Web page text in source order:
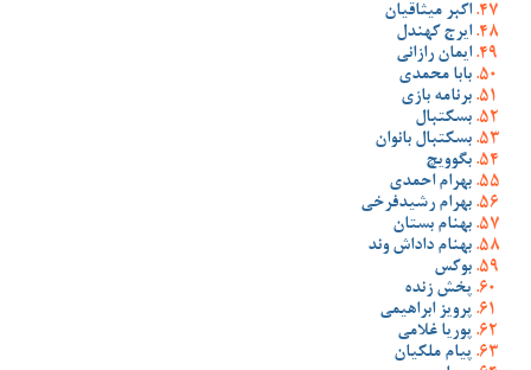
اکبر میثاقیان
ایرج کهندل
ایمان رازانی
بابا محمدی
برنامه بازی
بسکتبال
بسکتبال بانوان
بگوویچ
بهرام احمدی
بهرام رشیدفرخی
بهنام بستان
بهنام داداش وند
بوکس
پخش زنده
پرویز ابراهیمی
پوریا غلامی
پیام ملکیان